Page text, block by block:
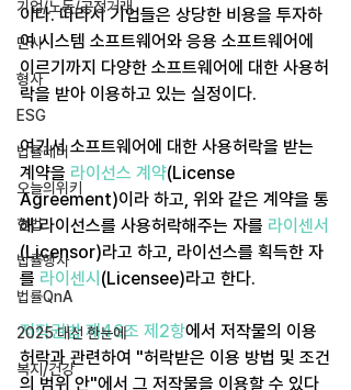
기업/노동/공정거래
민사
형사
ESG
법률레터
오늘의위키
헌법
법률행사
법률QnA
2025 대선 한눈에
복지/건강
이다. 따라서 기업들은 상당한 비용을 투자하
여 시스템 소프트웨어와 응용 소프트웨어에
이르기까지 다양한 소프트웨어에 대한 사용허
락을 받아 이용하고 있는 실정이다.
여기서 소프트웨어에 대한 사용허락을 받는
계약을 라이선스 계약(License
Agreement)이라 하고, 위와 같은 계약을 통
해 라이선스를 사용허락해주는 자를 라이센서
(Licensor)라고 하고, 라이선스를 획득한 자
를 라이센시 (Licensee)라고 한다.
저작권법 제46조 제2항에서 저작물의 이용
허락과 관련하여 "허락받은 이용 방법 및 조건
의 범위 안"에서 그 저작물을 이용할 수 있다